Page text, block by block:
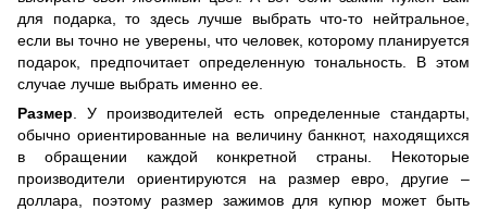
для подарка, то здесь лучше выбрать что-то нейтральное,
если вы точно не уверены, что человек, которому планируется
подарок, предпочитает определенную тональность. В этом
случае лучше выбрать именно ее.
Размер . У производителей есть определенные стандарты,
обычно ориентированные на величину банкнот, находящихся
в обращении каждой конкретной страны. Некоторые
производители ориентируются на размер евро, другие –
доллара, поэтому размер зажимов для купюр может быть